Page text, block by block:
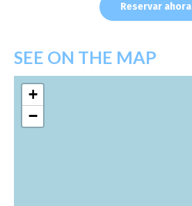
Reservar ahora
SEE ON THE MAP
+
−